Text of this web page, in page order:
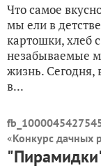
Что самое
мы ели в
картошки, хлеб
незабываемые
жизнь. Сегодня,
в...
«Конкурс дачных